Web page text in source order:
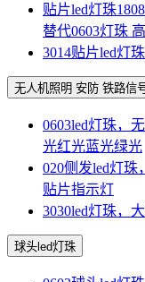
贴片led灯珠
替代0603灯珠
3014贴片led灯
无人机照明 安防 铁路信
0603led灯珠，
光红光蓝光绿光
020侧发led灯珠
贴片指示灯
3030led灯珠，
球头led灯珠